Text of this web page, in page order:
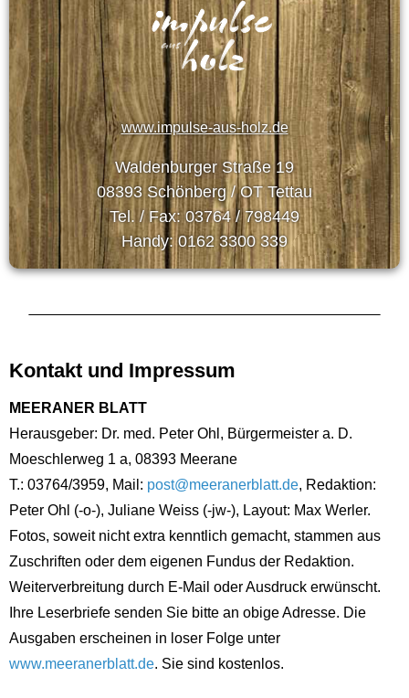
www.impulse-aus-holz.de
Waldenburger Straße 19
08393 Schönberg / OT Tettau
Tel. / Fax: 03764 / 798449
Handy: 0162 3300 339
Kontakt und Impressum
MEERANER BLATT
Herausgeber: Dr. med. Peter Ohl, Bürgermeister a. D.
Moeschlerweg 1 a, 08393 Meerane
T.: 03764/3959, Mail: post@meeranerblatt.de, Redaktion:
Peter Ohl (-o-), Juliane Weiss (-jw-), Layout: Max Werler.
Fotos, soweit nicht extra kenntlich gemacht, stammen aus
Zuschriften oder dem eigenen Fundus der Redaktion.
Weiterverbreitung durch E-Mail oder Ausdruck erwünscht.
Ihre Leserbriefe senden Sie bitte an obige Adresse. Die
Ausgaben erscheinen in loser Folge unter
www.meeranerblatt.de. Sie sind kostenlos.